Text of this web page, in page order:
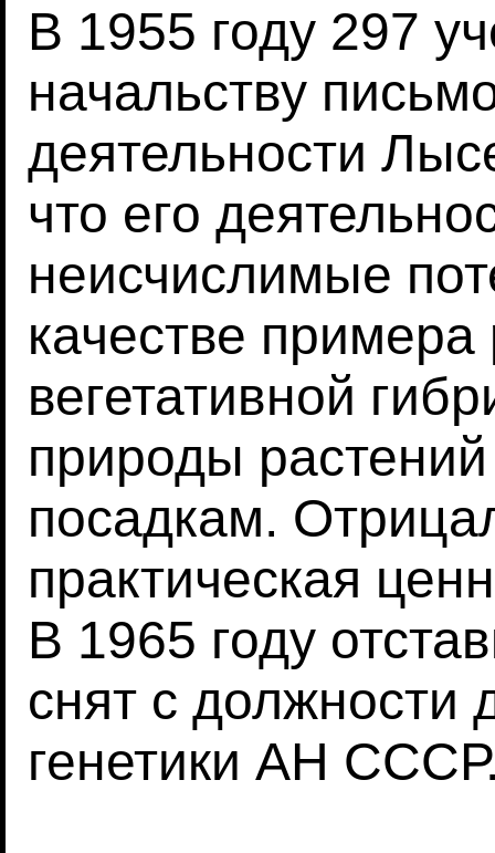
В 1955 году 297
начальству
деятельности
что его
неисчислимые
качестве
вегетативной
природы
посадкам.
практическая
В 1965 году
снят с должности
генетики АН